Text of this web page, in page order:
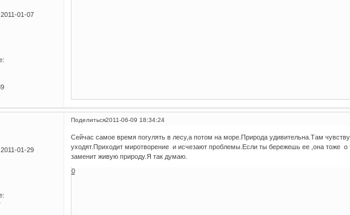
01-07
Поделиться2011-06-09 18:34:24
01-29
Сейчас самое время погулять в лесу,а потом на море.Природа удивительна.Там
уходят.Приходит миротворение и исчезают проблемы.Если ты бережешь ее ,она тоже о
заменит живую природу.Я так думаю.
0